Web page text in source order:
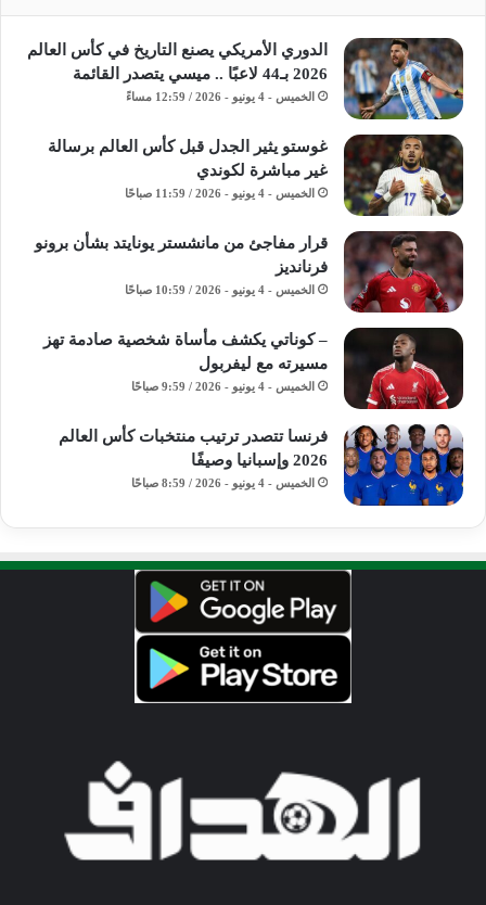
الدوري الأمريكي يصنع التاريخ في كأس العالم
2026 بـ44 لاعبًا .. ميسي يتصدر القائمة
الخميس - 4 يونيو - 2026 / 12:59 مساءً
غوستو يثير الجدل قبل كأس العالم برسالة
غير مباشرة لكوندي
الخميس - 4 يونيو - 2026 / 11:59 صباحًا
قرار مفاجئ من مانشستر يونايتد بشأن برونو
فرنانديز
الخميس - 4 يونيو - 2026 / 10:59 صباحًا
– كوناتي يكشف مأساة شخصية صادمة تهز
مسيرته مع ليفربول
الخميس - 4 يونيو - 2026 / 9:59 صباحًا
فرنسا تتصدر ترتيب منتخبات كأس العالم
2026 وإسبانيا وصيفًا
الخميس - 4 يونيو - 2026 / 8:59 صباحًا